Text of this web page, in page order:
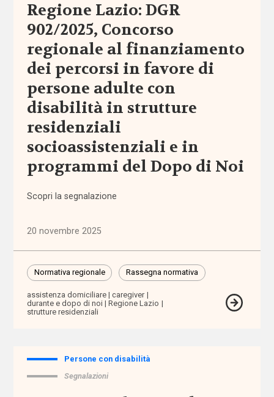
extra-
scolastiche
autismo
mutuo
aiuto
autodeterminazione
Garante
dei
Autorità
Regione Lazio: DGR
902/2025, Concorso
regionale al finanziamento
dei percorsi in favore di
persone adulte con
disabilità in strutture
residenziali
socioassistenziali e in
programmi del Dopo di Noi
Scopri la segnalazione
20 novembre 2025
Normativa regionale Rassegna normativa
assistenza domiciliare
caregiver
durante e dopo di noi
Regione Lazio
strutture residenziali
Persone con disabilità
Segnalazioni